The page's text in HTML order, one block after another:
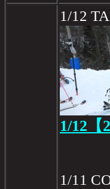
1/12
1/12【
1/11